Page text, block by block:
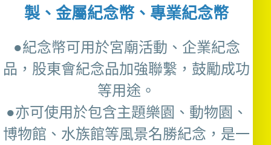
製、金屬紀念幣、專業紀念幣
●紀念幣可用於宮廟活動、企業紀念
品，股東會紀念品加強聯繫，鼓勵成功
等用途。
●亦可使用於包含主題樂園、動物園、
博物館、水族館等風景名勝紀念，是一